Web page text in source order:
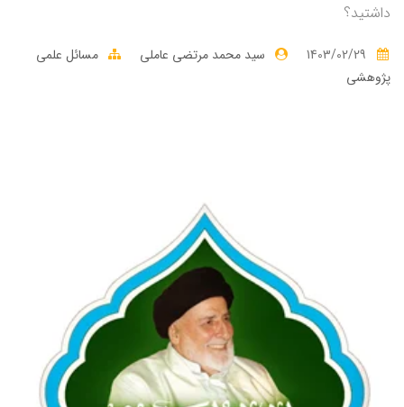
داشتید؟
سید محمد مرتضی عاملی
مسائل علمی
پژوهشی